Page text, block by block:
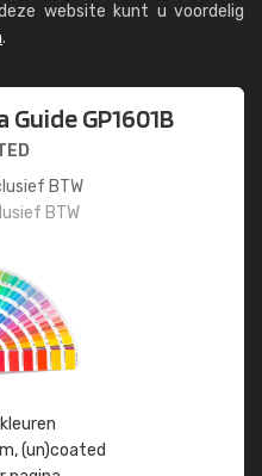
website kunt u voordelig
.
GP1601B
BTW
BTW
(un)coated